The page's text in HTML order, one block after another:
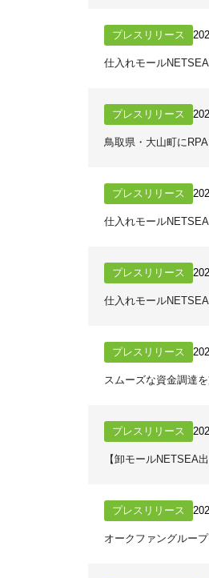
プレスリリース
仕入れモール
プレスリリース
鳥取県・大山町に
プレスリリース
仕入れモール
プレスリリース
仕入れモール
プレスリリース
スムーズな資金調達
プレスリリース
【卸モールNETSEA
プレスリリース
オークファングルー